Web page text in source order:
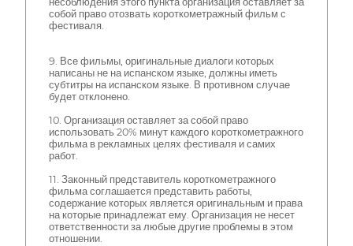
собой право отозвать короткометражный фильм с
фестиваля.
9. Все фильмы, оригинальные диалоги которых
написаны не на испанском языке, должны иметь
субтитры на испанском языке. В противном случае
будет отклонено.
10. Организация оставляет за собой право
использовать 20% минут каждого короткометражного
фильма в рекламных целях фестиваля и самих
работ.
11. Законный представитель короткометражного
фильма соглашается представить работы,
содержание которых является оригинальным и права
на которые принадлежат ему. Организация не несет
ответственности за любые другие проблемы в этом
отношении.